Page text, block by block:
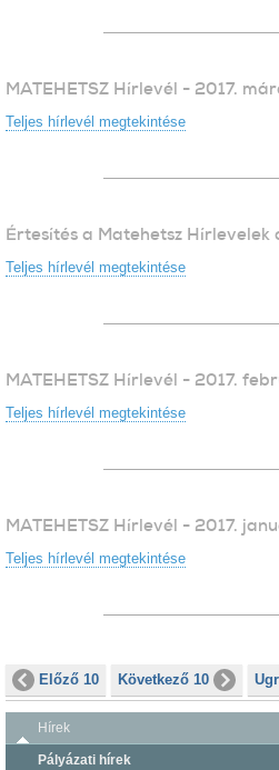
MATEHETSZ Hírlevél - 2017.
Teljes hírlevél megtekintése
Értesítés a Matehetsz Hírlevelek
Teljes hírlevél megtekintése
MATEHETSZ Hírlevél - 2017.
Teljes hírlevél megtekintése
MATEHETSZ Hírlevél - 2017.
Teljes hírlevél megtekintése
Előző 10 Következő 10
Hírek
Pályázati hírek